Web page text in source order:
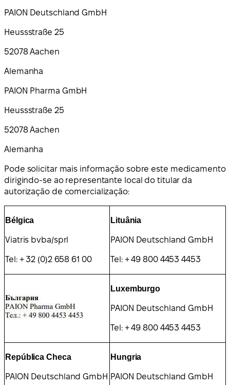
PAION Deutschland GmbH
Heussstraße 25
52078 Aachen
Alemanha
PAION Pharma GmbH
Heussstraße 25
52078 Aachen
Alemanha
Pode solicitar mais informação sobre este medicamento
dirigindo-se ao representante local do titular da
autorização de comercialização:
Bélgica
Viatris bvba/sprl
Tel: + 32 (0)2 658 61 00
Lituânia
PAION Deutschland GmbH
Tel: + 49 800 4453 4453
Luxemburgo
PAION Deutschland GmbH
Tel: + 49 800 4453 4453
República Checa
PAION Deutschland GmbH
Hungria
PAION Deutschland GmbH